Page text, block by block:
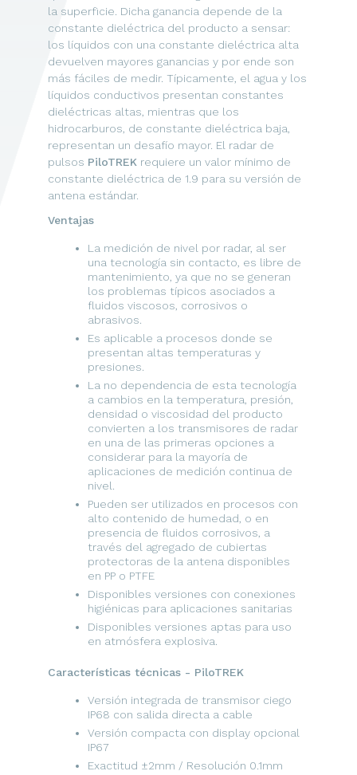
la superficie. Dicha ganancia depende de la
constante dieléctrica del producto a sensar:
los líquidos con una constante dieléctrica alta
devuelven mayores ganancias y por ende son
más fáciles de medir. Típicamente, el agua y los
líquidos conductivos presentan constantes
dieléctricas altas, mientras que los
hidrocarburos, de constante dieléctrica baja,
representan un desafío mayor. El radar de
pulsos PiloTREKrequiere un valor mínimo de
constante dieléctrica de 1.9 para su versión de
antena estándar.
Ventajas
La medición de nivel por radar, al ser
una tecnología sin contacto, es libre de
mantenimiento, ya que no se generan
los problemas típicos asociados a
fluidos viscosos, corrosivos o
abrasivos.
Es aplicable a procesos donde se
presentan altas temperaturas y
presiones.
La no dependencia de esta tecnología
a cambios en la temperatura, presión,
densidad o viscosidad del producto
convierten a los transmisores de radar
en una de las primeras opciones a
considerar para la mayoría de
aplicaciones de medición continua de
nivel.
Pueden ser utilizados en procesos con
alto contenido de humedad, o en
presencia de fluidos corrosivos, a
través del agregado de cubiertas
protectoras de la antena disponibles
en PP o PTFE
Disponibles versiones con conexiones
higiénicas para aplicaciones sanitarias
Disponibles versiones aptas para uso
en atmósfera explosiva.
Características técnicas - PiloTREK
Versión integrada de transmisor ciego
IP68 con salida directa a cable
Versión compacta con display opcional
IP67
Exactitud ±2mm / Resolución 0.1mm